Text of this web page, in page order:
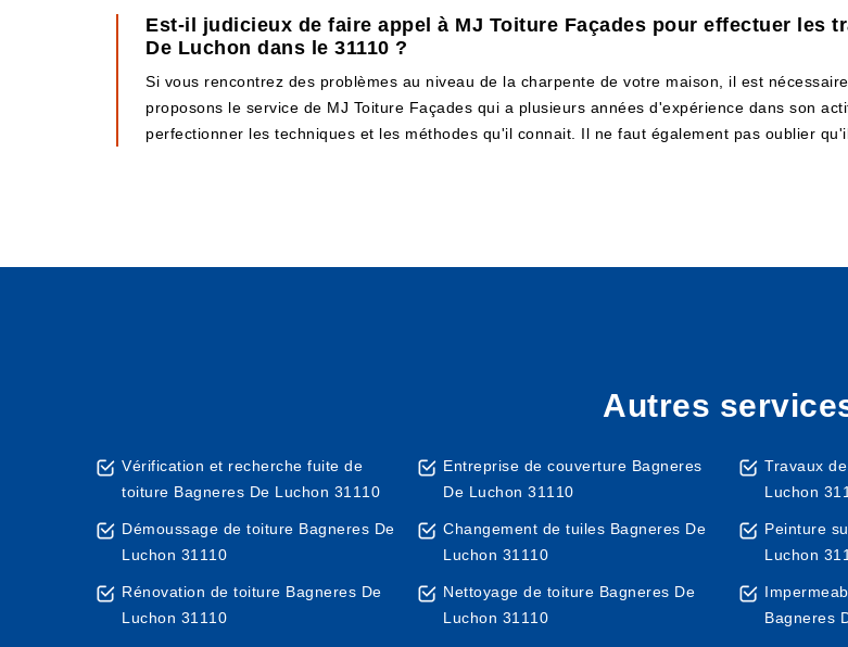
Est-il judicieux de faire appel à MJ Toiture Façades pour effectuer les
De Luchon dans le 31110 ?
Si vous rencontrez des problèmes au niveau de la charpente de votre maison, il est
proposons le service de MJ Toiture Façades qui a plusieurs années d'expérience dans son
perfectionner les techniques et les méthodes qu'il connait. Il ne faut également pas oublier
Autres
Vérification et recherche fuite de
toiture Bagneres De Luchon 31110
Démoussage de toiture Bagneres De
Luchon 31110
Rénovation de toiture Bagneres De
Luchon 31110
Entreprise de couverture Bagneres
De Luchon 31110
Changement de tuiles Bagneres De
Luchon 31110
Nettoyage de toiture Bagneres De
Luchon 31110
Travaux
Luchon
Peinture
Luchon
Bagneres